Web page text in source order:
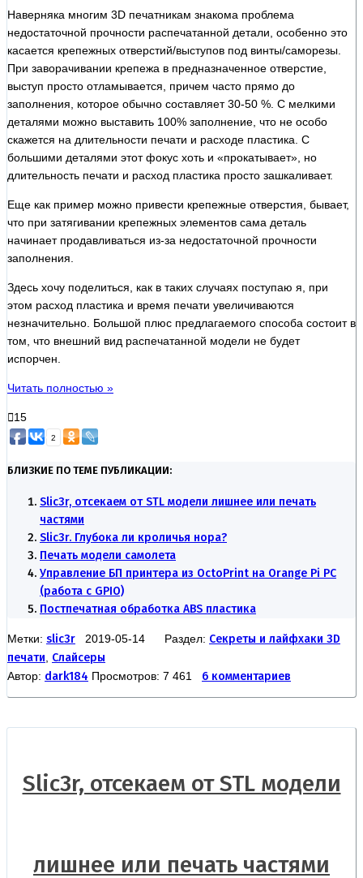
Наверняка многим 3D печатникам знакома проблема
недостаточной прочности распечатанной детали, особенно это
касается крепежных отверстий/выступов под винты/саморезы.
При заворачивании крепежа в предназначенное отверстие,
выступ просто отламывается, причем часто прямо до
заполнения, которое обычно составляет 30-50 %. С мелкими
деталями можно выставить 100% заполнение, что не особо
скажется на длительности печати и расходе пластика. С
большими деталями этот фокус хоть и «прокатывает», но
длительность печати и расход пластика просто зашкаливает.
Еще как пример можно привести крепежные отверстия, бывает,
что при затягивании крепежных элементов сама деталь
начинает продавливаться из-за недостаточной прочности
заполнения.
Здесь хочу поделиться, как в таких случаях поступаю я, при
этом расход пластика и время печати увеличиваются
незначительно. Большой плюс предлагаемого способа состоит в
том, что внешний вид распечатанной модели не будет
испорчен.
Читать полностью »
15
2
БЛИЗКИЕ ПО ТЕМЕ ПУБЛИКАЦИИ:
Slic3r, отсекаем от STL модели лишнее или печать
частями
Slic3r. Глубока ли кроличья нора?
Печать модели самолета
Управление БП принтера из OctoPrint на Orange Pi PC
(работа с GPIO)
Постпечатная обработка ABS пластика
Метки: slic3r 2019-05-14 Раздел: Секреты и лайфхаки 3D
печати Слайсеры
Автор: dark184 Просмотров: 7 461 6 комментариев
Slic3r, отсекаем от STL модели
лишнее или печать частями